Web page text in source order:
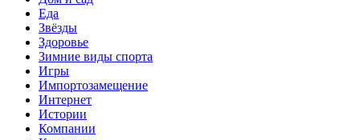
Еда
Звёзды
Здоровье
Зимние виды спорта
Игры
Импортозамещение
Интернет
Истории
Компании